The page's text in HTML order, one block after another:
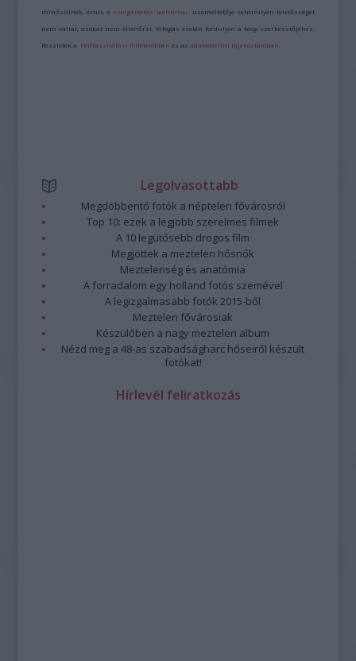
minősülnek, értük a szolgáltatás technikai üzemeltetője semmilyen felelősséget
nem vállal, azokat nem ellenőrzi. Kifogás esetén forduljon a blog szerkesztőjéhez.
Részletek a Felhasználási feltételekben és azadatvédelmi tájékoztatóban
Legolvasottabb
Megdöbbentő fotók a néptelen fővárosról
Top 10: ezek a legjobb szerelmes filmek
A 10 legütősebb drogos film
Megjöttek a meztelen hősnők
Meztelenség és anatómia
A forradalom egy holland fotós szemével
A legizgalmasabb fotók 2015-ből
Meztelen fővárosiak
Készülőben a nagy meztelen album
Nézd meg a 48-as szabadságharc hőseiről készült
fotókat!
Hírlevél feliratkozás